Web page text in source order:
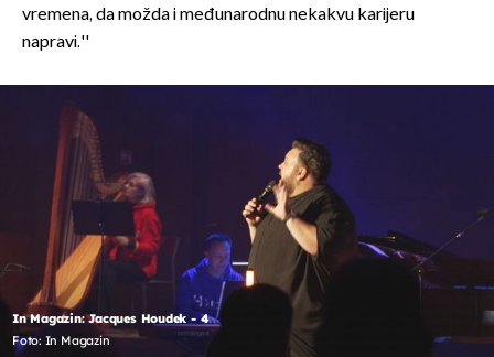
vremena, da možda i međunarodnu nekakvu karijeru
napravi.''
In Magazin: Jacques Houdek - 4
Foto: In Magazin